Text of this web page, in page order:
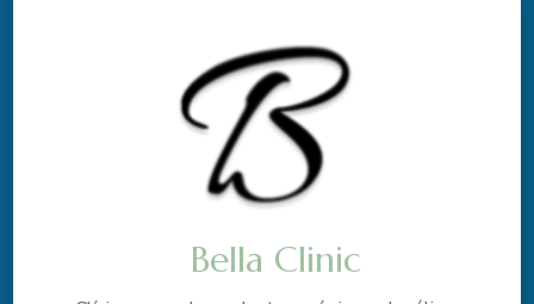
Bella Clinic